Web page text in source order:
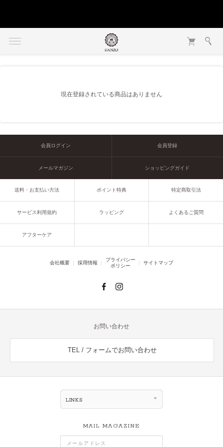
現在登録されている商品はありません
会員ログイン 会員登録
メールマガジン ショッピングガイド
送料・お支払い方法 ポイント特典 特定商取引法
サービス利用規約 ラッピング よくあるご質問
アフターケア
会社概要 採用情報
プライバシー
ポリシー
サイトマップ
お問い合わせ
TEL / フォームでお問い合わせ
LINKS
MAIL MAGAZINE